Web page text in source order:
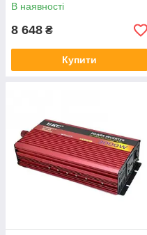
В наявності
8 648 ₴
Купити